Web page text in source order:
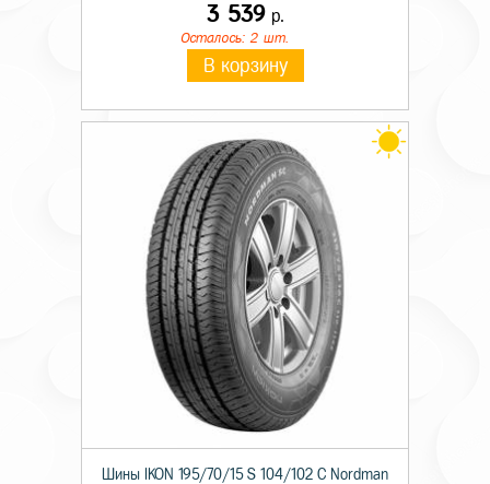
3 539р.
Осталось: 2 шт.
В корзину
Шины IKON 195/70/15 S 104/102 C Nordman